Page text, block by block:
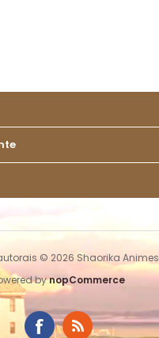
© 2026 Shaorika Animes
bynopCommerce